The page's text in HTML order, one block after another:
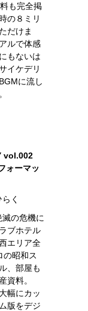
も完全掲
の８ミリ
だけま
ルで体感
もないは
イケデリ
に流し
vol.002
ォーマッ
く
の危機に
ブホテル
エリア全
の昭和ス
、部屋も
資料。
幅にカッ
版をデジ